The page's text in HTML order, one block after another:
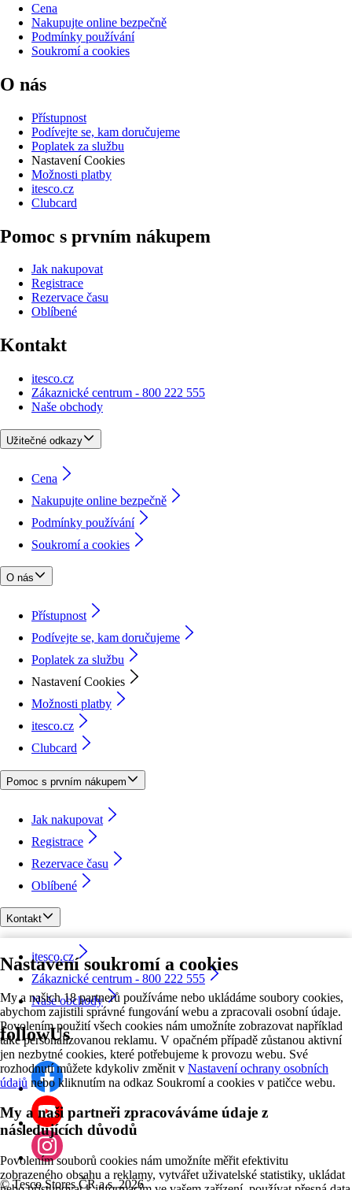
Nastavení soukromí a cookies
My a našich 18 partnerů používáme nebo ukládáme soubory cookies,
abychom zajistili správné fungování webu a zpracovali osobní údaje.
Povolením použití všech cookies nám umožníte zobrazovat například
také personalizovanou reklamu. V opačném případě zůstanou aktivní
jen nezbytné cookies, které potřebujeme k provozu webu. Své
rozhodnutí můžete kdykoliv změnit v Nastavení ochrany osobních
údajů nebo kliknutím na odkaz Soukromí a cookies v patičce webu.
My a naši partneři zpracováváme údaje z
následujících důvodů
Povolením souborů cookies nám umožníte měřit efektivitu
zobrazeného obsahu a reklamy, vytvářet uživatelské statistiky, ukládat
Cena
Nakupujte online bezpečně
Podmínky používání
Soukromí a cookies
O nás
Přístupnost
Podívejte se, kam doručujeme
Poplatek za službu
Nastavení Cookies
Možnosti platby
itesco.cz
Clubcard
Pomoc s prvním nákupem
Jak nakupovat
Registrace
Rezervace času
Oblíbené
Kontakt
itesco.cz
Zákaznické centrum - 800 222 555
Naše obchody
Užitečné odkazy
Cena
Nakupujte online bezpečně
Podmínky používání
Soukromí a cookies
O nás
Přístupnost
Podívejte se, kam doručujeme
Poplatek za službu
Nastavení Cookies
Možnosti platby
itesco.cz
Clubcard
Pomoc s prvním nákupem
Jak nakupovat
Registrace
Rezervace času
Oblíbené
Kontakt
itesco.cz
Zákaznické centrum - 800 222 555
Naše obchody
followUs
©Tesco Stores ČR a.s. 2026